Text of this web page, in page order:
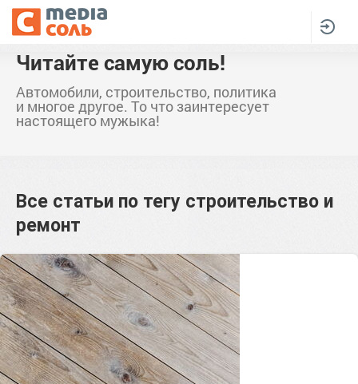
Читайте самую соль!
Автомобили, строительство, политика
и многое другое. То что заинтересует
настоящего мужыка!
Все статьи по тегу строительство и
ремонт